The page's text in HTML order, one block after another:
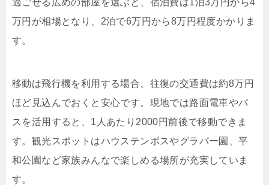
過ごせる広めの部屋を選ぶと、宿泊費は1泊3万円から4
万円が相場となり、2泊で6万円から8万円程度かかりま
す。
移動は飛行機を利用する場合、往復の交通費は約8万円
ほど見込んでおくと安心です。現地では路面電車やバ
スを活用すると、1人あたり2000円前後で移動できま
す。観光スポットはハウステンボスやグラバー園、平
和公園など家族みんなで楽しめる場所が充実していま
す。